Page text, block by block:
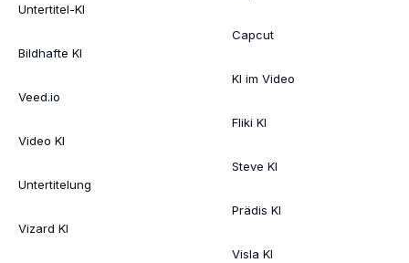
Untertitel-KI
Bildhafte KI
Veed.io
Video KI
Untertitelung
Vizard KI
Capcut
KI im Video
Fliki KI
Steve KI
Prädis KI
Visla KI